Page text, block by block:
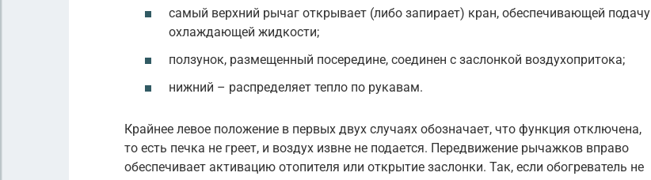
самый верхний рычаг открывает (либо запирает) кран, обеспечивающей подачу
охлаждающей жидкости;
ползунок, размещенный посередине, соединен с заслонкой воздухопритока;
нижний – распределяет тепло по рукавам.
Крайнее левое положение в первых двух случаях обозначает, что функция отключена,
то есть печка не греет, и воздух извне не подается. Передвижение рычажков вправо
обеспечивает активацию отопителя или открытие заслонки. Так, если обогреватель не